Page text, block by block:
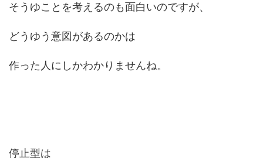
そうゆことを考えるのも面白いのですが、
どうゆう意図があるのかは
作った人にしかわかりませんね。
停止型は